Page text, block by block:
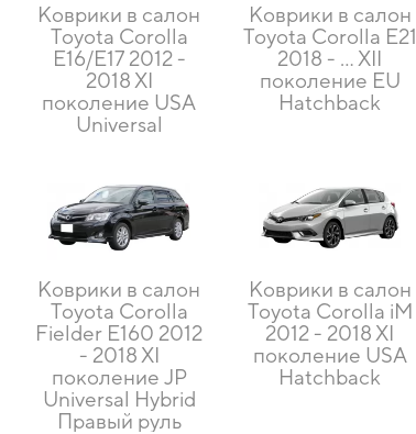
Коврики в салон
Toyota Corolla
E16/E17 2012 -
2018 XI
поколение USA
Universal
Коврики в салон
Toyota Corolla E21
2018 - … XII
поколение EU
Hatchback
Коврики в салон
Toyota Corolla
Fielder E160 2012
- 2018 XI
поколение JP
Universal Hybrid
Правый руль
Коврики в салон
Toyota Corolla iM
2012 - 2018 XI
поколение USA
Hatchback